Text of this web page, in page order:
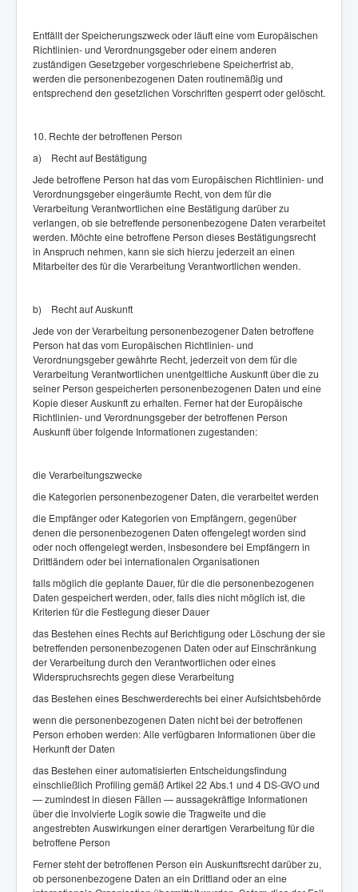
Entfällt der Speicherungszweck oder läuft eine vom Europäischen
Richtlinien- und Verordnungsgeber oder einem anderen
zuständigen Gesetzgeber vorgeschriebene Speicherfrist ab,
werden die personenbezogenen Daten routinemäßig und
entsprechend den gesetzlichen Vorschriften gesperrt oder gelöscht.
10. Rechte der betroffenen Person
a) Recht auf Bestätigung
Jede betroffene Person hat das vom Europäischen Richtlinien- und
Verordnungsgeber eingeräumte Recht, von dem für die
Verarbeitung Verantwortlichen eine Bestätigung darüber zu
verlangen, ob sie betreffende personenbezogene Daten verarbeitet
werden. Möchte eine betroffene Person dieses Bestätigungsrecht
in Anspruch nehmen, kann sie sich hierzu jederzeit an einen
Mitarbeiter des für die Verarbeitung Verantwortlichen wenden.
b) Recht auf Auskunft
Jede von der Verarbeitung personenbezogener Daten betroffene
Person hat das vom Europäischen Richtlinien- und
Verordnungsgeber gewährte Recht, jederzeit von dem für die
Verarbeitung Verantwortlichen unentgeltliche Auskunft über die zu
seiner Person gespeicherten personenbezogenen Daten und eine
Kopie dieser Auskunft zu erhalten. Ferner hat der Europäische
Richtlinien- und Verordnungsgeber der betroffenen Person
Auskunft über folgende Informationen zugestanden:
die Verarbeitungszwecke
die Kategorien personenbezogener Daten, die verarbeitet werden
die Empfänger oder Kategorien von Empfängern, gegenüber
denen die personenbezogenen Daten offengelegt worden sind
oder noch offengelegt werden, insbesondere bei Empfängern in
Drittländern oder bei internationalen Organisationen
falls möglich die geplante Dauer, für die die personenbezogenen
Daten gespeichert werden, oder, falls dies nicht möglich ist, die
Kriterien für die Festlegung dieser Dauer
das Bestehen eines Rechts auf Berichtigung oder Löschung der sie
betreffenden personenbezogenen Daten oder auf Einschränkung
der Verarbeitung durch den Verantwortlichen oder eines
Widerspruchsrechts gegen diese Verarbeitung
das Bestehen eines Beschwerderechts bei einer Aufsichtsbehörde
wenn die personenbezogenen Daten nicht bei der betroffenen
Person erhoben werden: Alle verfügbaren Informationen über die
Herkunft der Daten
das Bestehen einer automatisierten Entscheidungsfindung
einschließlich Profiling gemäß Artikel 22 Abs.1 und 4 DS-GVO und
— zumindest in diesen Fällen — aussagekräftige Informationen
über die involvierte Logik sowie die Tragweite und die
angestrebten Auswirkungen einer derartigen Verarbeitung für die
betroffene Person
Ferner steht der betroffenen Person ein Auskunftsrecht darüber zu,
ob personenbezogene Daten an ein Drittland oder an eine